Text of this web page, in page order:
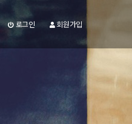
로그인 회원가입